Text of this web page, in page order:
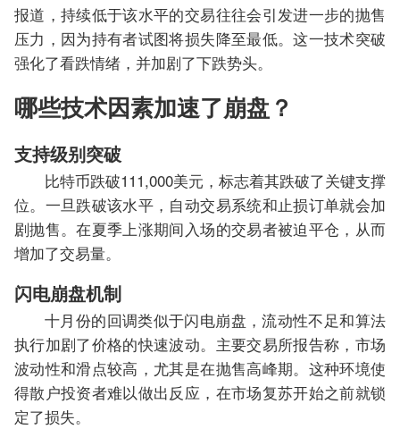
报道，持续低于该水平的交易往往会引发进一步的抛售
压力，因为持有者试图将损失降至最低。这一技术突破
强化了看跌情绪，并加剧了下跌势头。
哪些技术因素加速了崩盘？
支持级别突破
比特币跌破111,000美元，标志着其跌破了关键支撑
位。一旦跌破该水平，自动交易系统和止损订单就会加
剧抛售。在夏季上涨期间入场的交易者被迫平仓，从而
增加了交易量。
闪电崩盘机制
十月份的回调类似于闪电崩盘，流动性不足和算法
执行加剧了价格的快速波动。主要交易所报告称，市场
波动性和滑点较高，尤其是在抛售高峰期。这种环境使
得散户投资者难以做出反应，在市场复苏开始之前就锁
定了损失。